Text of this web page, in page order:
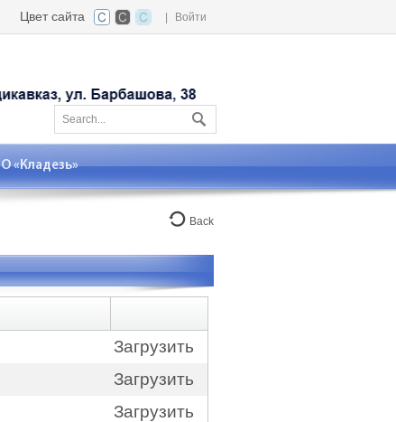
Войти
Цвет сайта
«Кладезь»
Back
Загрузить
Загрузить
Загрузить